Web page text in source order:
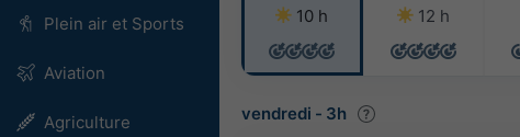
Plein air et Sports
Aviation
Agriculture
10 h
12 h
vendredi - 3h